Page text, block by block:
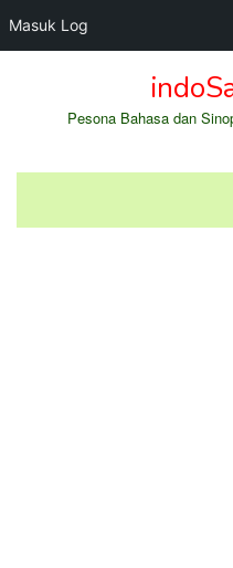
Masuk Log
Pesona Bahasa dan